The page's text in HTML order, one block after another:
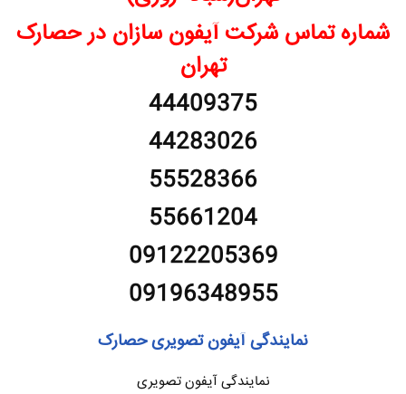
شماره تماس شرکت آیفون سازان در حصارک
تهران
44409375
44283026
55528366
55661204
09122205369
09196348955
نمایندگی آیفون تصویری حصارک
نمایندگی آیفون تصویری